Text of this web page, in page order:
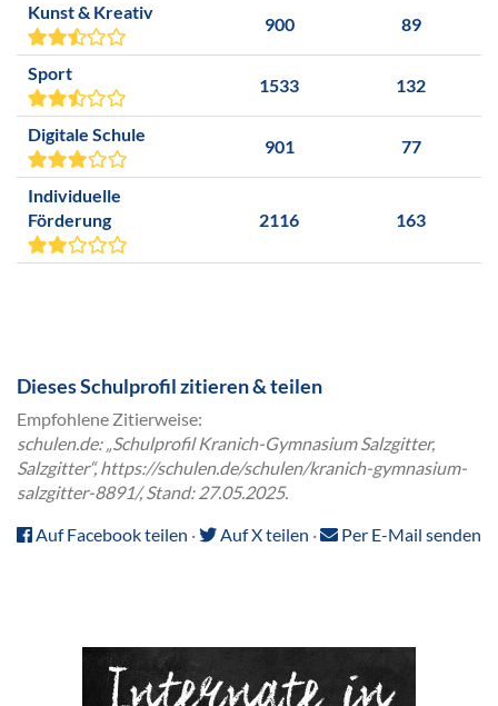
Kunst & Kreativ
900 89
Sport
1533 132
Digitale Schule
901 77
Individuelle
Förderung
2116 163
Dieses Schulprofil zitieren & teilen
Empfohlene Zitierweise:
schulen.de: „Schulprofil Kranich-Gymnasium Salzgitter,
Salzgitter“, https://schulen.de/schulen/kranich-gymnasium-
salzgitter-8891/, Stand: 27.05.2025.
Auf Facebook teilen · Auf X teilen · Per E-Mail senden